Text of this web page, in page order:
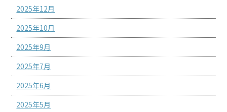
2025年12月
2025年10月
2025年9月
2025年7月
2025年6月
2025年5月